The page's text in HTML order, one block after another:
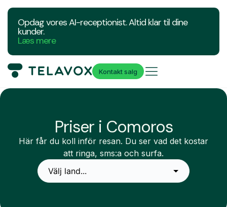
Opdag vores AI-receptionist. Altid klar til dine
kunder.
Læs mere
Kontakt salg
Priser i Comoros
Här får du koll inför resan. Du ser vad det kostar
att ringa, sms:a och surfa.